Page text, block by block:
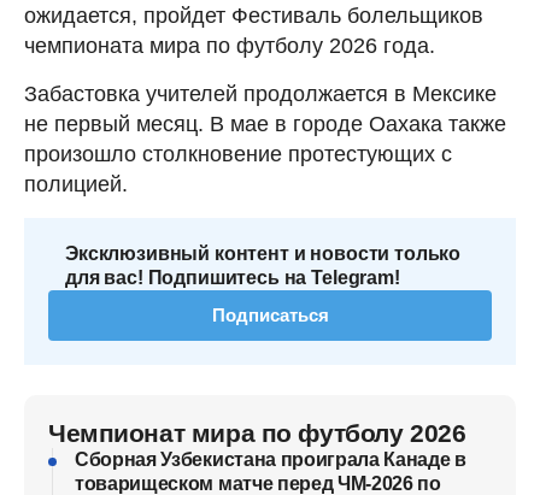
ожидается, пройдет Фестиваль болельщиков
чемпионата мира по футболу 2026 года.
Забастовка учителей продолжается в Мексике
не первый месяц. В мае в городе Оахака также
произошло столкновение протестующих с
полицией.
Эксклюзивный контент и новости только
для вас! Подпишитесь на Telegram!
Подписаться
Чемпионат мира по футболу 2026
Сборная Узбекистана проиграла Канаде в
товарищеском матче перед ЧМ-2026 по